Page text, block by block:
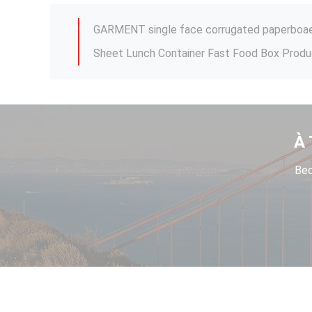
Sheet Lunch Container Fast Food Box
Plates Long Life PS Foam Tray Styrofoam
psp foam food box machine food making
À